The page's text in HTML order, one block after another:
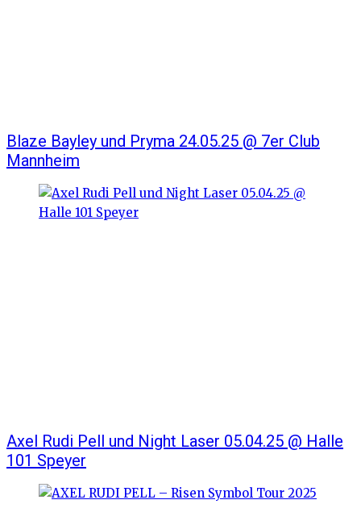
Blaze Bayley und Pryma 24.05.25 @ 7er Club
Mannheim
Axel Rudi Pell und Night Laser 05.04.25 @ Halle
101 Speyer